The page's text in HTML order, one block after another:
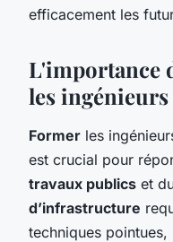
efficacement les
L'importance
les
Former les
est crucial pour
travaux publics et
d’infrastructure
techniques